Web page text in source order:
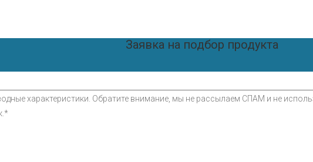
Заявка на подбор продукта